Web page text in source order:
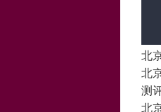
北
北
测
北